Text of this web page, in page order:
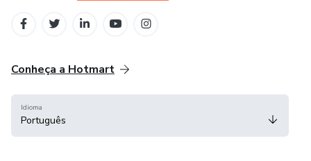
Conheça a Hotmart
Idioma
Português